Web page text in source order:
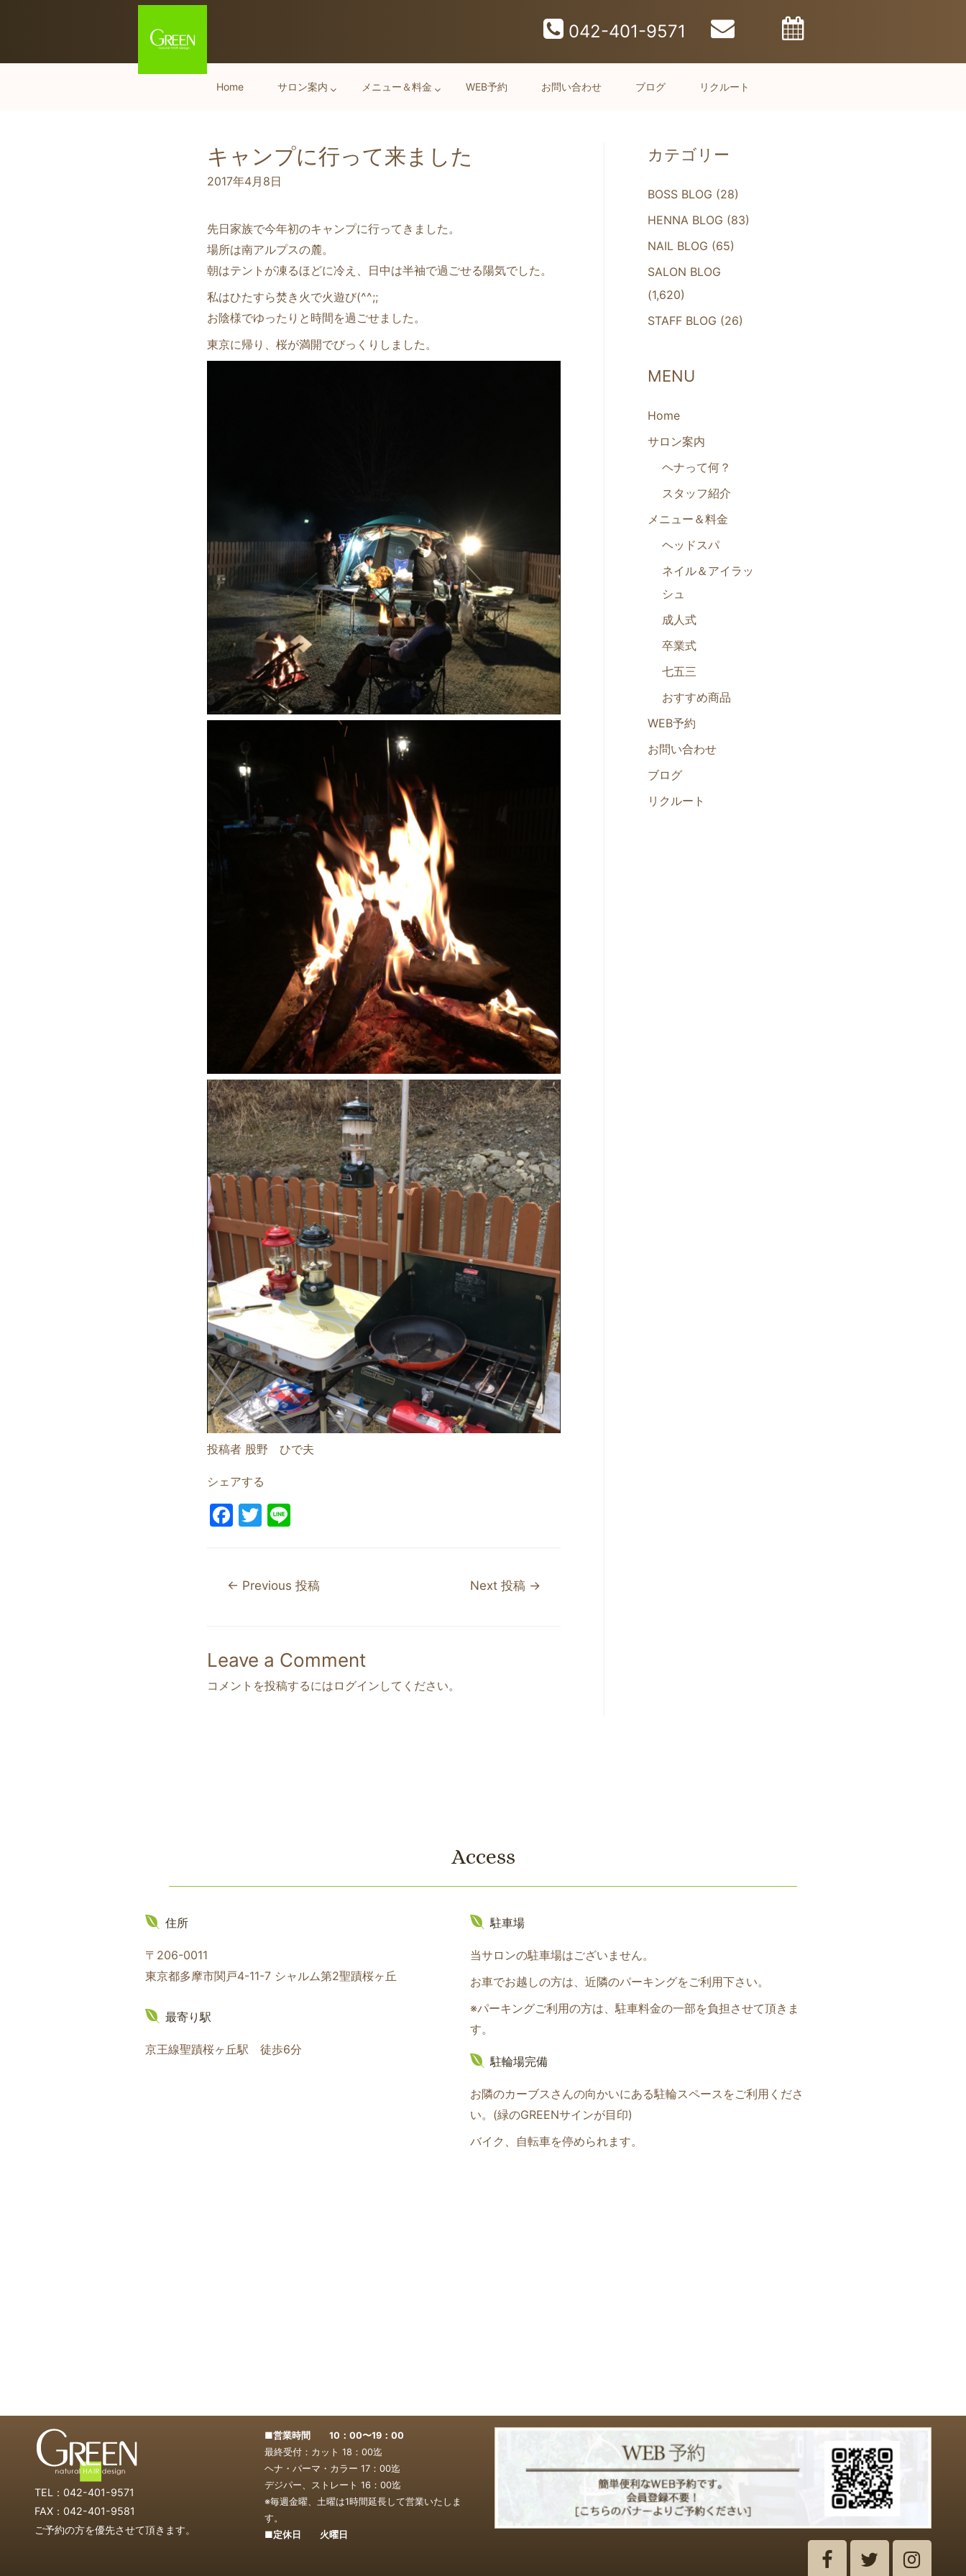
042-401-9571
Home サロン案内 メニュー＆料金 WEB予約 お問い合わせ ブログ リクルート
キャンプに行って来ました
2017年4月8日
先日家族で今年初のキャンプに行ってきました。
場所は南アルプスの麓。
朝はテントが凍るほどに冷え、日中は半袖で過ごせる陽気でした。
私はひたすら焚き火で火遊び(^^;;
お陰様でゆったりと時間を過ごせました。
東京に帰り、桜が満開でびっくりしました。
投稿者 股野 ひで夫
シェアする
F
e
o
k
T
er
← Previous 投稿 Next 投稿 →
Leave a Comment
コメントを投稿するには ログイン してください。
カテゴリー
BOSS BLOG (28)
HENNA BLOG (83)
NAIL BLOG (65)
SALON BLOG
(1,620)
STAFF BLOG (26)
MENU
Home
サロン案内
ヘナって何？
スタッフ紹介
メニュー＆料金
ヘッドスパ
ネイル＆アイラッ
シュ
成人式
卒業式
七五三
おすすめ商品
WEB予約
お問い合わせ
ブログ
リクルート
Access
住所
〒206-0011
東京都多摩市関戸4-11-7 シャルム第2聖蹟桜ヶ丘
最寄り駅
京王線聖蹟桜ヶ丘駅 徒歩6分
駐車場
当サロンの駐車場はございません。
お車でお越しの方は、近隣のパーキングをご利用下さい。
※パーキングご利用の方は、駐車料金の一部を負担させて頂きま
す。
駐輪場完備
お隣のカーブスさんの向かいにある駐輪スペースをご利用くださ
い。(緑のGREENサインが目印)
バイク、自転車を停められます。
TEL：042-401-9571
FAX：042-401-9581
ご予約の方を優先させて頂きます。
■営業時間 10：00〜19：00
最終受付：カット 18：00迄
ヘナ・パーマ・カラー 17：00迄
デジパー、ストレート 16：00迄
※毎週金曜、土曜は1時間延長して営業いたしま
す。
■定休日 火曜日